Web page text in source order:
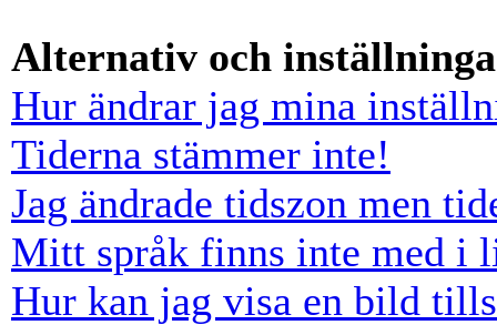
Alternativ och
Hur ändrar jag mina
Tiderna stämmer inte!
Jag ändrade tidszon men
Mitt språk finns inte med i
Hur kan jag visa en bild